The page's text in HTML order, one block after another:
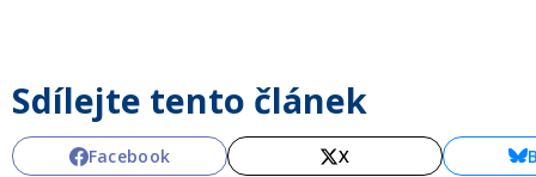
Sdílejte tento článek
Facebook X